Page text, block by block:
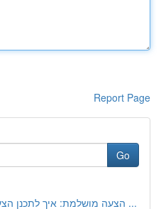
Report Page
Go
הצעה מושלמת: איך לתכנן הצעת נישואין בלתי נשכחת ...